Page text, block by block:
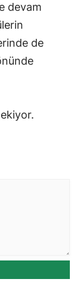
devam
de